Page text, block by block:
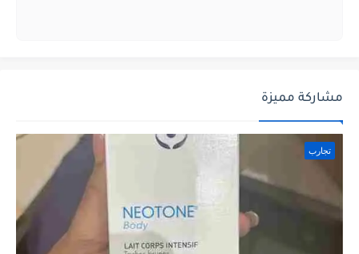
مشاركة مميزة
تجارب